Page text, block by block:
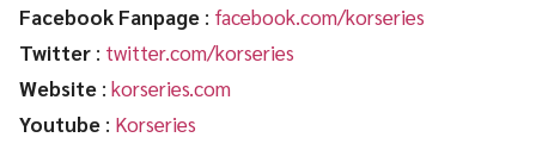
Facebook Fanpage : facebook.com/korseries
Twitter : twitter.com/korseries
Website : korseries.com
Youtube : Korseries